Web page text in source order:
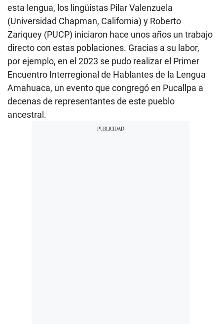
esta lengua, los lingüistas Pilar Valenzuela
(Universidad Chapman, California) y Roberto
Zariquey (PUCP) iniciaron hace unos años un trabajo
directo con estas poblaciones. Gracias a su labor,
por ejemplo, en el 2023 se pudo realizar el Primer
Encuentro Interregional de Hablantes de la Lengua
Amahuaca, un evento que congregó en Pucallpa a
decenas de representantes de este pueblo
ancestral.